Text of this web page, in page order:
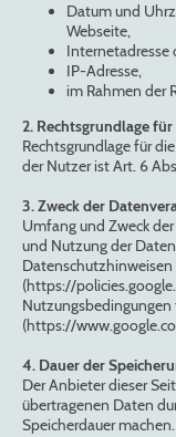
Datum und
Webseite,
Internetadresse
IP-Adresse,
im Rahmen der
2. Rechtsgrundlage
Rechtsgrundlage für
der Nutzer ist Art. 6
3. Zweck der
Umfang und Zweck
und Nutzung der
(https://
Nutzungsbedingungen
(https://
4. Dauer der
Der Anbieter dieser
übertragenen Daten
Speicherdauer machen.